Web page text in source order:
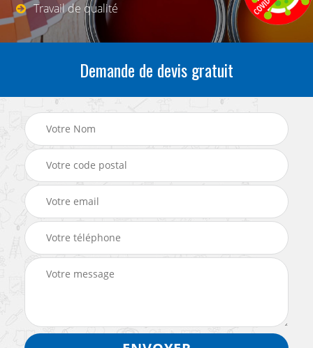
Travail de qualité
Demande de devis gratuit